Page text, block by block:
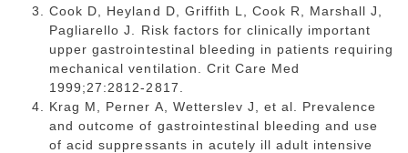
Cook D, Heyland D, Griffith L, Cook R, Marshall J,
Pagliarello J. Risk factors for clinically important
upper gastrointestinal bleeding in patients requiring
mechanical ventilation. Crit Care Med
1999;27:2812-2817.
Krag M, Perner A, Wetterslev J, et al. Prevalence
and outcome of gastrointestinal bleeding and use
of acid suppressants in acutely ill adult intensive